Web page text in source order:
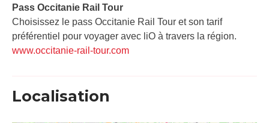
Pass Occitanie Rail Tour​
Choisissez le pass Occitanie Rail Tour et son tarif
préférentiel pour voyager avec liO à travers la région.
www.occitanie-rail-tour.com
Localisation